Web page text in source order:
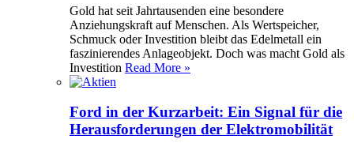
Gold hat seit Jahrtausenden eine besondere
Anziehungskraft auf Menschen. Als Wertspeicher,
Schmuck oder Investition bleibt das Edelmetall ein
faszinierendes Anlageobjekt. Doch was macht Gold als
Investition Read More »
Ford in der Kurzarbeit: Ein Signal für die
Herausforderungen der Elektromobilität